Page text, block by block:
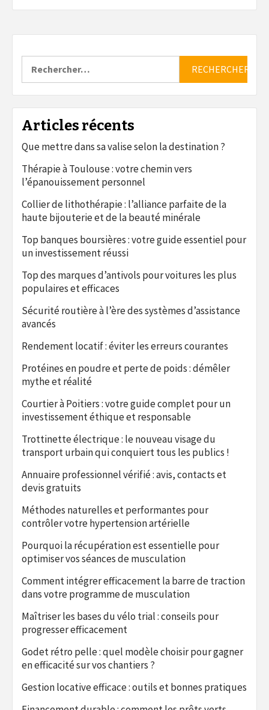
Articles récents
Que mettre dans sa valise selon la destination ?
Thérapie à Toulouse : votre chemin vers
l’épanouissement personnel
Collier de lithothérapie : l’alliance parfaite de la
haute bijouterie et de la beauté minérale
Top banques boursières : votre guide essentiel pour
un investissement réussi
Top des marques d’antivols pour voitures les plus
populaires et efficaces
Sécurité routière à l’ère des systèmes d’assistance
avancés
Rendement locatif : éviter les erreurs courantes
Protéines en poudre et perte de poids : démêler
mythe et réalité
Courtier à Poitiers : votre guide complet pour un
investissement éthique et responsable
Trottinette électrique : le nouveau visage du
transport urbain qui conquiert tous les publics !
Annuaire professionnel vérifié : avis, contacts et
devis gratuits
Méthodes naturelles et performantes pour
contrôler votre hypertension artérielle
Pourquoi la récupération est essentielle pour
optimiser vos séances de musculation
Comment intégrer efficacement la barre de traction
dans votre programme de musculation
Maîtriser les bases du vélo trial : conseils pour
progresser efficacement
Godet rétro pelle : quel modèle choisir pour gagner
en efficacité sur vos chantiers ?
Gestion locative efficace : outils et bonnes pratiques